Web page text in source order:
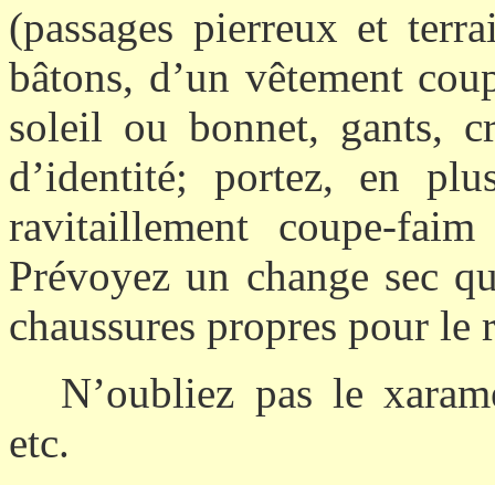
(passages pierreux et
bâtons, d’un vêtement
soleil ou bonnet, gants,
d’identité; portez, en
ravitaillement coupe-
Prévoyez un change sec
chaussures propres pour le
N’oubliez pas le
etc.